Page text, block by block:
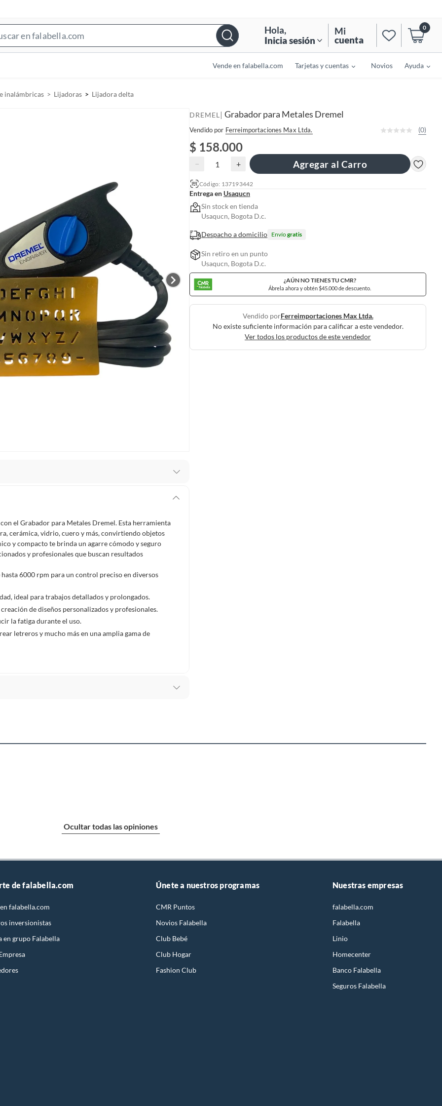
e
h
Hola,
Inicia sesión
Mi
cuenta
0
Vende en falabella.com Tarjetas y cuentas Novios Ayuda
inalámbricas Lijadoras Lijadora delta
si necesitas hacer una devolución.
1480 de 2011 en armonía con el artículo 3 de la Ley
de retracto será de cinco (5) días hábiles contados
estar en las mismas condiciones de la entrega;
su devolución. Ten en cuenta que hay productos de
intangibles, licencias, eléctricos, electrodomésticos,
de devolución ingresa a
el Grabador para Metales Dremel. Esta herramienta
cerámica, vidrio, cuero y más, convirtiendo objetos
y compacto te brinda un agarre cómodo y seguro
y profesionales que buscan resultados
6000 rpm para un control preciso en diversos
ideal para trabajos detallados y prolongados.
de diseños personalizados y profesionales.
la fatiga durante el uso.
letreros y mucho más en una amplia gama de
DREMEL | Grabador para Metales Dremel
Vendido por Ferreimportaciones Max Ltda. (0)
$ 158.000
− + Agregar al Carro
Código: 137193442
Entrega en Usaqucn
Sin stock en tienda
Usaqucn, Bogota D.c.
Despacho a domicilio Envíogratis
Sin retiro en un punto
Usaqucn, Bogota D.c.
¿AÚN NO TIENES TU CMR?
Ábrela ahora y obtén $45.000 de descuento.
Vendido porFerreimportaciones Max Ltda.
No existe suficiente información para calificar a este vendedor.
Ver todos los productos de este vendedor
Ocultar todas las opiniones
de falabella.com
falabella.com
inversionistas
en grupo Falabella
Únete a nuestros programas
CMR Puntos
Novios Falabella
Club Bebé
Club Hogar
Fashion Club
Nuestras empresas
falabella.com
Falabella
Linio
Homecenter
Banco Falabella
Seguros Falabella